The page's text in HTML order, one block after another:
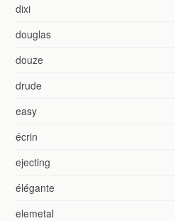
dixi
douglas
douze
drude
easy
écrin
ejecting
élégante
elemetal